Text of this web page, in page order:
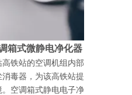
箱式微静电净化器
铁站的空调机组内部
毒器，为该高铁站提
空调箱式静电电子净